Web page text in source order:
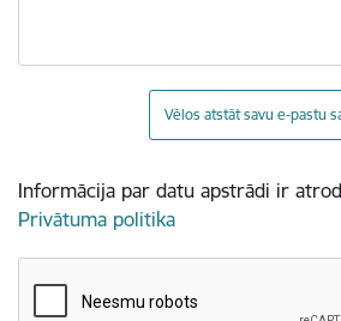
Vēlos atstāt savu e-pastu
Informācija par datu apstrādi ir
Privātuma politika